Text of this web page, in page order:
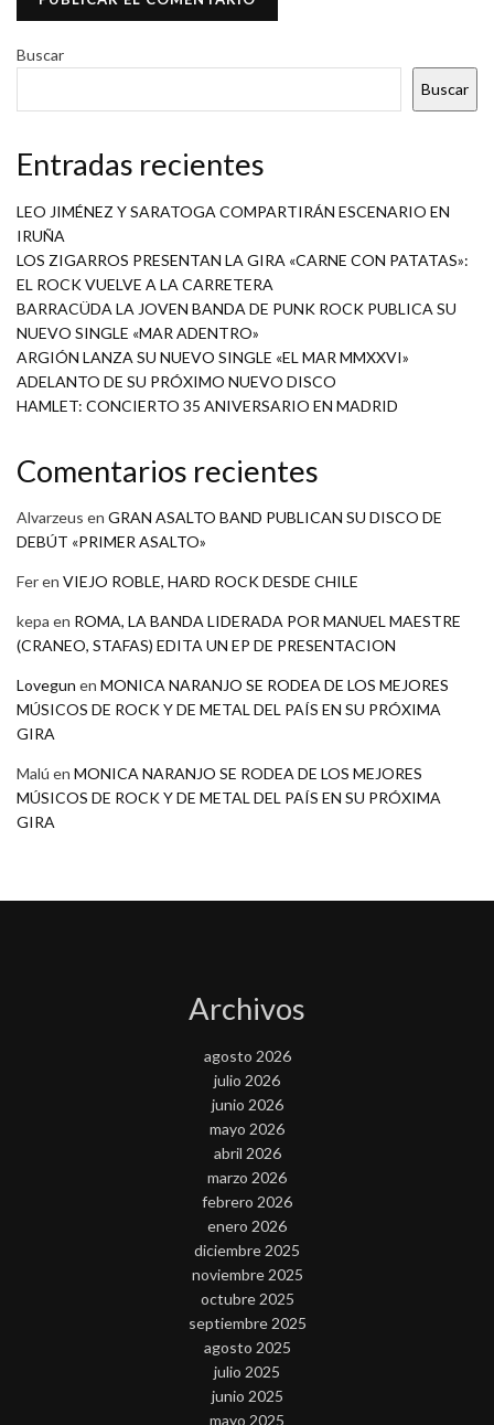
Buscar
Buscar
Entradas recientes
LEO JIMÉNEZ Y SARATOGA COMPARTIRÁN ESCENARIO EN
IRUÑA
LOS ZIGARROS PRESENTAN LA GIRA «CARNE CON PATATAS»:
EL ROCK VUELVE A LA CARRETERA
BARRACÜDA LA JOVEN BANDA DE PUNK ROCK PUBLICA SU
NUEVO SINGLE «MAR ADENTRO»
ARGIÓN LANZA SU NUEVO SINGLE «EL MAR MMXXVI»
ADELANTO DE SU PRÓXIMO NUEVO DISCO
HAMLET: CONCIERTO 35 ANIVERSARIO EN MADRID
Comentarios recientes
Alvarzeus en GRAN ASALTO BAND PUBLICAN SU DISCO DE
DEBÚT «PRIMER ASALTO»
Feren VIEJO ROBLE, HARD ROCK DESDE CHILE
kepa en ROMA, LA BANDA LIDERADA POR MANUEL MAESTRE
(CRANEO, STAFAS) EDITA UN EP DE PRESENTACION
Lovegun en MONICA NARANJO SE RODEA DE LOS MEJORES
MÚSICOS DE ROCK Y DE METAL DEL PAÍS EN SU PRÓXIMA
GIRA
Malú en MONICA NARANJO SE RODEA DE LOS MEJORES
MÚSICOS DE ROCK Y DE METAL DEL PAÍS EN SU PRÓXIMA
GIRA
Archivos
agosto 2026
julio 2026
junio 2026
mayo 2026
abril 2026
marzo 2026
febrero 2026
enero 2026
diciembre 2025
noviembre 2025
octubre 2025
septiembre 2025
agosto 2025
julio 2025
junio 2025
mayo 2025